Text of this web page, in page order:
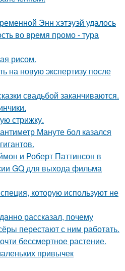
Энн хэтэуэй удалось
во время промо - тура
рисом.
на новую экспертизу после
свадьбой заканчиваются.
стрижку.
Мануте бол казался
и Роберт Паттинсон в
GQ для выхода фильма
которую используют не
рассказал, почему
перестают с ним работать.
бессмертное растение.
привычек